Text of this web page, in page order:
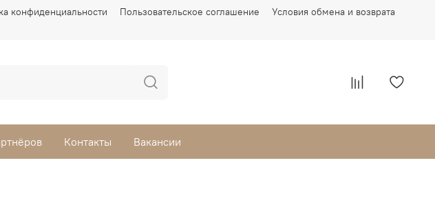
конфиденциальности Пользовательское соглашение Условия обмена и возврата
Контакты Вакансии